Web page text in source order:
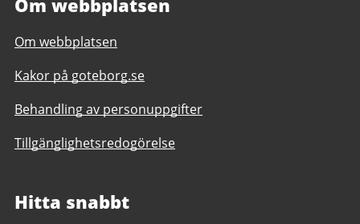
Om webbplatsen
Kakor på goteborg.se
Behandling av personuppgifter
Tillgänglighetsredogörelse
Hitta snabbt